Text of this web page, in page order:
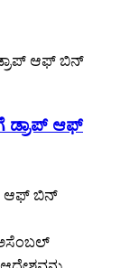
ಡ್ರಾಪ್ ಆಫ್
ಆಫ್ ಬಿನ್